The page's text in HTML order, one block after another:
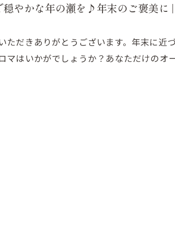
穏やかな年の瀬を♪年末のご褒美に
ただきありがとうございます。年末に近
マはいかがでしょうか？あなただけのオ